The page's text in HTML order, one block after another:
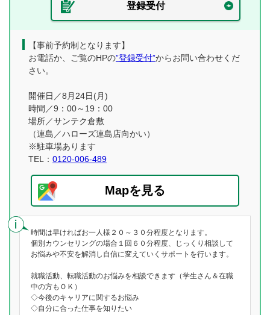
登録受付
【事前予約制となります】
お電話か、ご覧のHPの”登録受付”からお問い合わせくだ
さい。
開催日／8月24日(月)
時間／9：00～19：00
場所／サンテク倉敷
（連島／ハローズ連島店向かい）
※駐車場あります
TEL： 0120-006-489
Mapを見る
時間は早ければお一人様２０～３０分程度となります。
個別カウンセリングの場合１回６０分程度、じっくり相談して
お悩みや不安を解消し自信に変えていくサポートを行います。
就職活動、転職活動のお悩みを相談できます（学生さん＆在職
中の方もＯＫ）
◇今後のキャリアに関するお悩み
◇自分に合った仕事を知りたい